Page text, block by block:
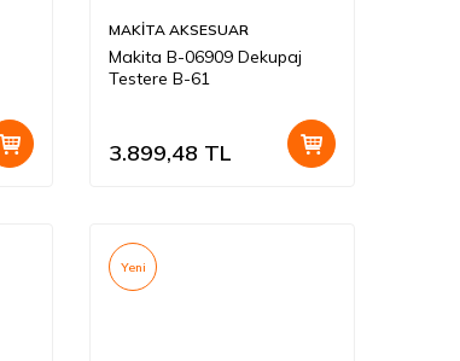
MAKİTA AKSESUAR
Makita B-06909 Dekupaj
Testere B-61
3.899,48 TL
Yeni